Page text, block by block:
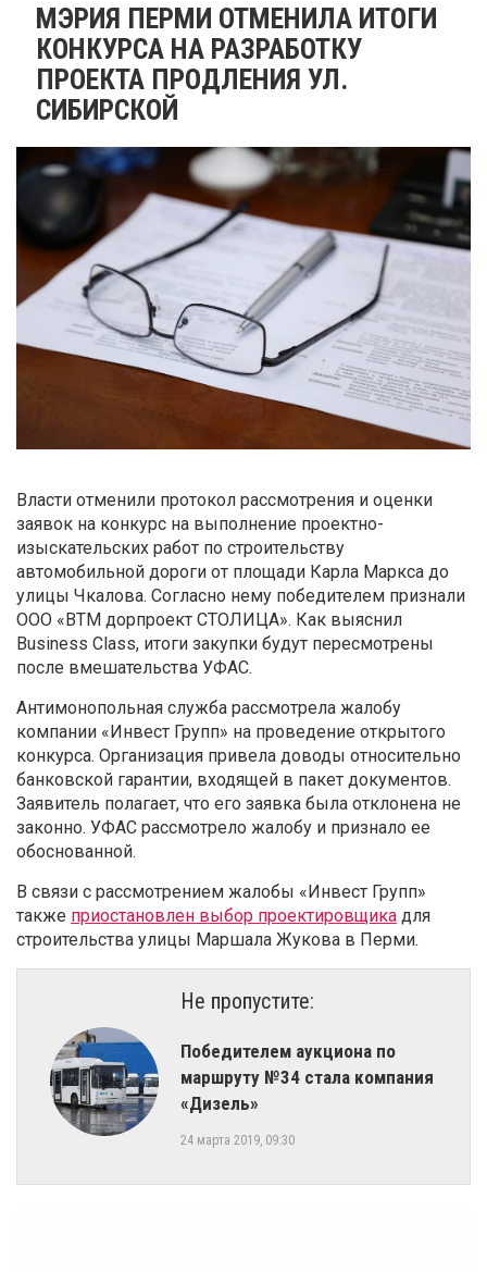
МЭРИЯ ПЕРМИ ОТМЕНИЛА ИТОГИ
КОНКУРСА НА РАЗРАБОТКУ
ПРОЕКТА ПРОДЛЕНИЯ УЛ.
СИБИРСКОЙ
Власти отменили протокол рассмотрения и оценки
заявок на конкурс на выполнение проектно-
изыскательских работ по строительству
автомобильной дороги от площади Карла Маркса до
улицы Чкалова. Согласно нему победителем признали
ООО «ВТМ дорпроект СТОЛИЦА». Как выяснил
Business Class, итоги закупки будут пересмотрены
после вмешательства УФАС.
Антимонопольная служба рассмотрела жалобу
компании «Инвест Групп» на проведение открытого
конкурса. Организация привела доводы относительно
банковской гарантии, входящей в пакет документов.
Заявитель полагает, что его заявка была отклонена не
законно. УФАС рассмотрело жалобу и признало ее
обоснованной.
В связи с рассмотрением жалобы «Инвест Групп»
также приостановлен выбор проектировщика для
строительства улицы Маршала Жукова в Перми.
Не пропустите:
Победителем аукциона по
маршруту №34 стала компания
«Дизель»
24 марта 2019, 09:30